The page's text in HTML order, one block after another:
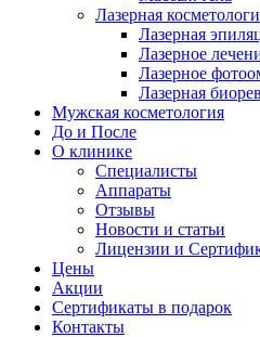
Лазерная
Лазерная
Лазерное
Лазерное
Лазерная
Мужская косметология
До и После
О клинике
Специалисты
Аппараты
Отзывы
Новости и статьи
Лицензии и
Цены
Акции
Сертификаты в подарок
Контакты